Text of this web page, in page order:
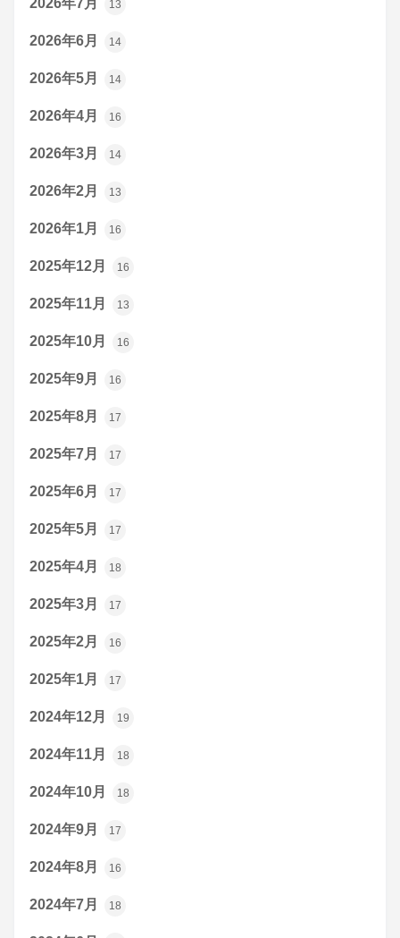
2026年7月 13
2026年6月 14
2026年5月 14
2026年4月 16
2026年3月 14
2026年2月 13
2026年1月 16
2025年12月 16
2025年11月 13
2025年10月 16
2025年9月 16
2025年8月 17
2025年7月 17
2025年6月 17
2025年5月 17
2025年4月 18
2025年3月 17
2025年2月 16
2025年1月 17
2024年12月 19
2024年11月 18
2024年10月 18
2024年9月 17
2024年8月 16
2024年7月 18